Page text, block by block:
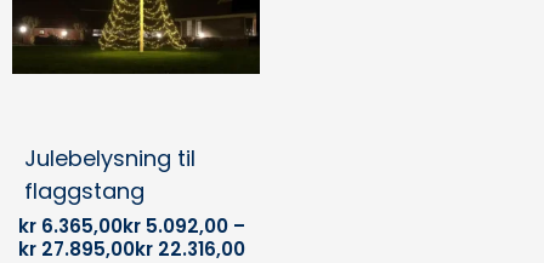
Julebelysning til
flaggstang
kr 6.365,00kr 5.092,00 –
kr 27.895,00kr 22.316,00
velges
på